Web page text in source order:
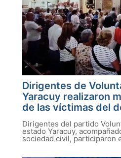
Dirigentes de
Yaracuy realizaron
de las víctimas del
Dirigentes del partido
estado Yaracuy,
sociedad civil, participaron